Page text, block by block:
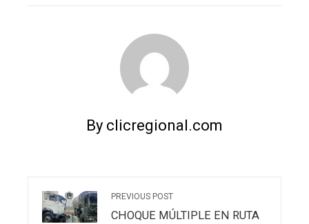
By clicregional.com
PREVIOUS POST
CHOQUE MÚLTIPLE EN RUTA